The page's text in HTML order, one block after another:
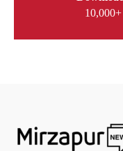
10,000+